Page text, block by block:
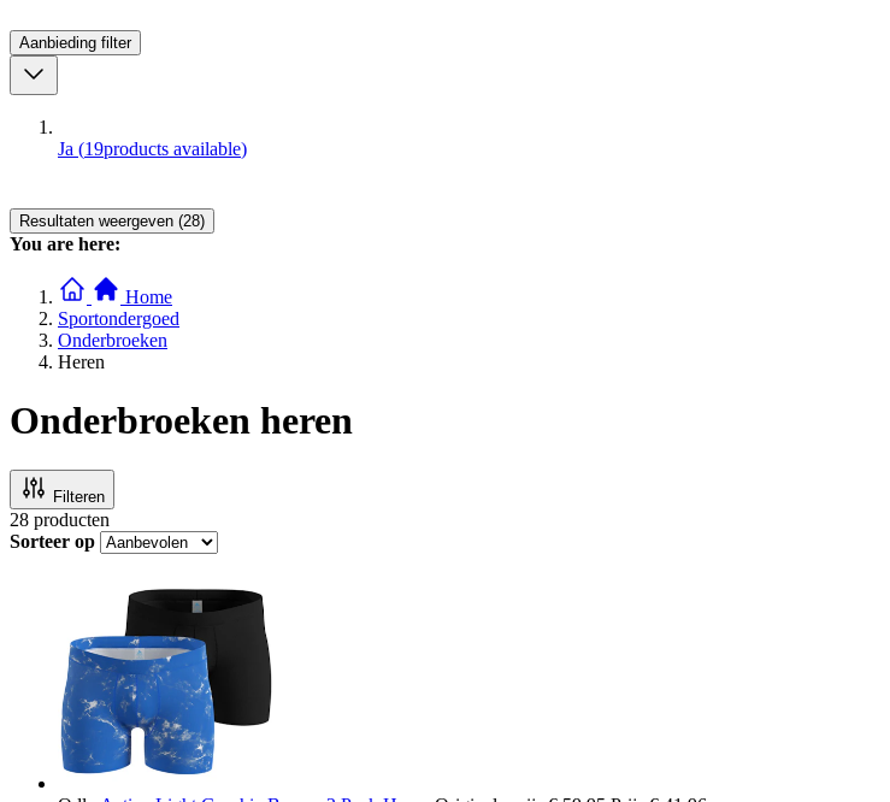
Aanbieding filter
Ja (19products available)
Resultaten weergeven (28)
You are here:
Home
Sportondergoed
Onderbroeken
Heren
Onderbroeken heren
Filteren
28 producten
Sorteer op